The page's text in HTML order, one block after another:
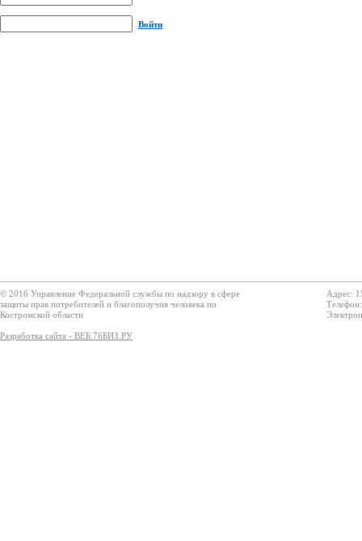
Войти
© 2016 Управление Федеральной службы по надзору в сфере
защиты прав потребителей и благополучия человека по
Костромской области
Разработка сайта - ВЕБ.76БИЗ.РУ
Адрес: